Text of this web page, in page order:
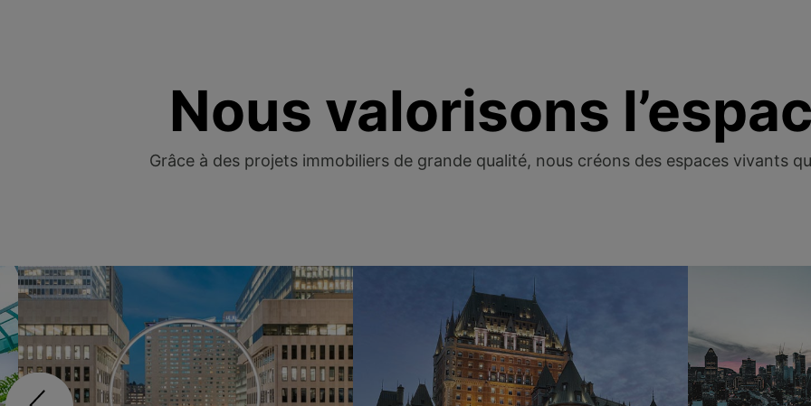
Nous valorisons
Grâce à des projets immobiliers de grande qualité, nous créons des espaces vivants